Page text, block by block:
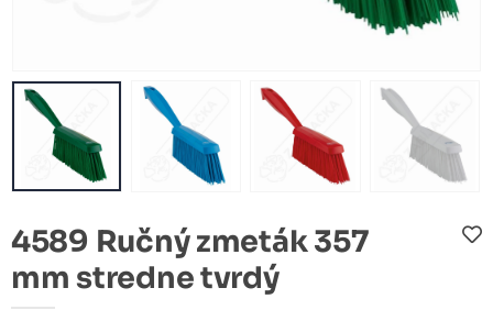
4589 Ručný zmeták 357
mm stredne tvrdý